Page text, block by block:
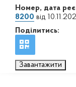
Номер, дата
8200 від
Поділитись:
Завантажити